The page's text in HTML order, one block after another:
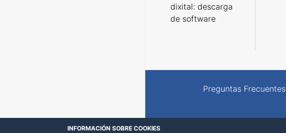
dixital: descarga
de software
Preguntas Frecuentes
INFORMACIÓN SOBRE COOKIES